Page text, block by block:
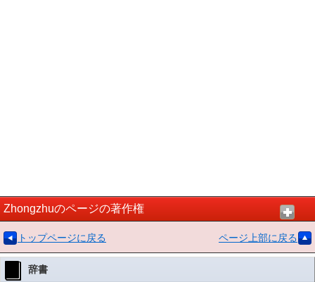
Zhongzhuのページの著作権
トップページに戻る ページ上部に戻る
辞書